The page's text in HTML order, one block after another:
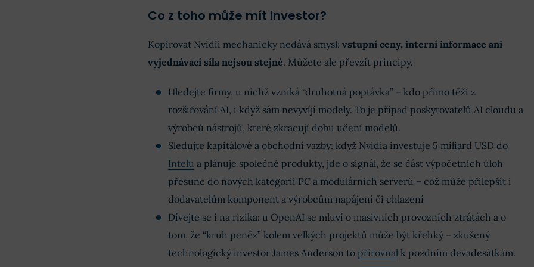
Co z toho může mít investor?
Kopírovat Nvidii mechanicky nedává smysl: vstupní ceny, interní informace ani
vyjednávací síla nejsou stejné. Můžete ale převzít principy.
Hledejte firmy, u nichž vzniká “druhotná poptávka” – kdo přímo těží z
rozšiřování AI, i když sám nevyvíjí modely. To je případ poskytovatelů AI cloudu a
výrobců nástrojů, které zkracují dobu učení modelů.
Sledujte kapitálové a obchodní vazby: když Nvidia investuje 5 miliard USD do
Intelu a plánuje společné produkty, jde o signál, že se část výpočetních úloh
přesune do nových kategorií PC a modulárních serverů – což může přilepšit i
dodavatelům komponent a výrobcům napájení či chlazení
Dívejte se i na rizika: u OpenAI se mluví o masivních provozních ztrátách a o
tom, že “kruh peněz” kolem velkých projektů může být křehký – zkušený
technologický investor James Anderson to přirovnalk pozdním devadesátkám.